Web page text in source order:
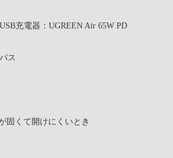
充電器：UGREEN Air 65W PD
ス
固くて開けにくいとき